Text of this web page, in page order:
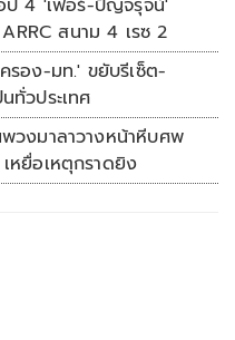
4 'เฟอร์-ปัญจรุจน์'
สนาม 4 เรซ 2
รอง-มท.' ขยับรีเซ็ต-
ทั่วประเทศ
พวงมาลาวางหน้าหีบศพ
ยื่อเหตุกราดยิง